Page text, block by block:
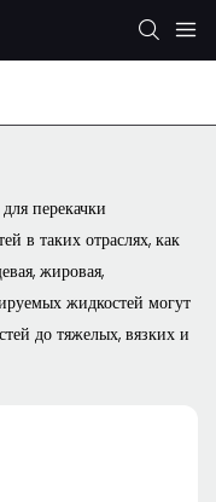
перекачки
в таких отраслях, как
жировая,
жидкостей могут
до тяжелых, вязких и